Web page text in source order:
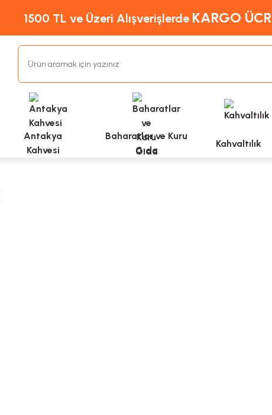
1500 TL ve Üzeri Alışverişlerde KARGO
Antakya
Kahvesi
Baharatlar ve Kuru
Gıda
Kahvaltılık